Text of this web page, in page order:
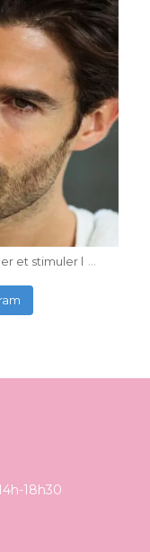
et stimuler l ...
18h30